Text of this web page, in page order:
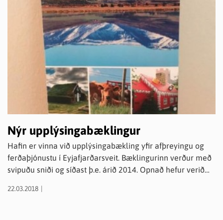
Nýr upplýsingabæklingur
Hafin er vinna við upplýsingabækling yfir afþreyingu og
ferðaþjónustu í Eyjafjarðarsveit. Bæklingurinn verður með
svipuðu sniði og síðast þ.e. árið 2014. Opnað hefur verið
undir Stjórnsýsla – Eyðublöð.
22.03.2018